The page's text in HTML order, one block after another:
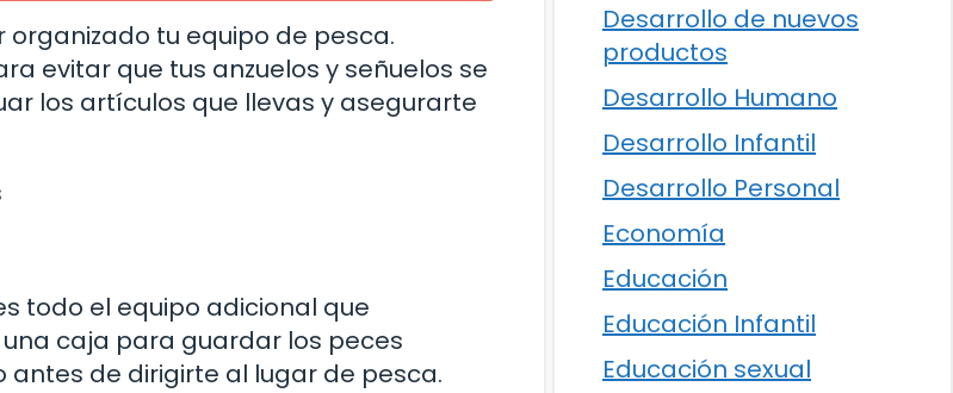
tu equipo de pesca.
evitar que tus anzuelos y señuelos se
los artículos que llevas y asegurarte
todo el equipo adicional que
caja para guardar los peces
de dirigirte al lugar de pesca.
Desarrollo de nuevos
productos
Desarrollo Humano
Desarrollo Infantil
Desarrollo Personal
Economía
Educación
Educación Infantil
Educación sexual